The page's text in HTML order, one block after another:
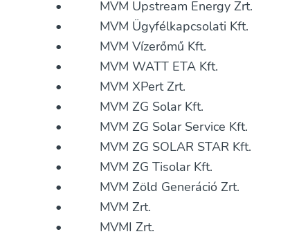
• MVM Upstream Energy Zrt.
• MVM Ügyfélkapcsolati Kft.
• MVM Vízerőmű Kft.
• MVM WATT ETA Kft.
• MVM XPert Zrt.
• MVM ZG Solar Kft.
• MVM ZG Solar Service Kft.
• MVM ZG SOLAR STAR Kft.
• MVM ZG Tisolar Kft.
• MVM Zöld Generáció Zrt.
• MVM Zrt.
• MVMI Zrt.